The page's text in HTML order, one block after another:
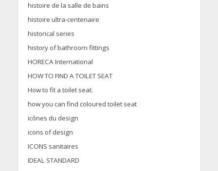
histoire de la salle de bains
histoire ultra-centenaire
historical series
history of bathroom fittings
HORECA International
HOW TO FIND A TOILET SEAT
How to fit a toilet seat.
how you can find coloured toilet seat
icônes du design
icons of design
ICONS sanitaires
IDEAL STANDARD